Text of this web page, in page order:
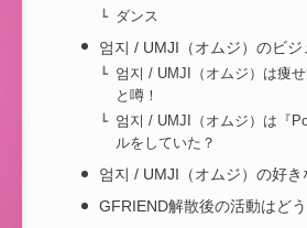
ダンス
엄지 / UMJI（オムジ）のビジ
엄지 / UMJI（オムジ）は痩
と噂！
엄지 / UMJI（オムジ）は『
ルをしていた？
엄지 / UMJI（オムジ）の好き
GFRIEND解散後の活動はど